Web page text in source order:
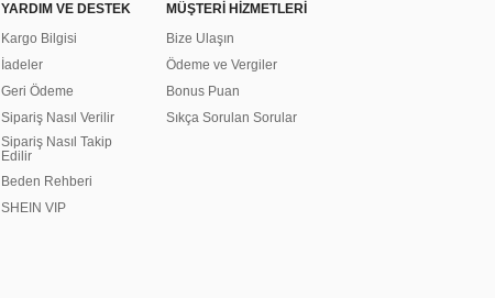
YARDIM VE DESTEK
Kargo Bilgisi
İadeler
Geri Ödeme
Sipariş Nasıl Verilir
Sipariş Nasıl Takip
Edilir
Beden Rehberi
SHEIN VIP
MÜŞTERİ HİZMETLERİ
Bize Ulaşın
Ödeme ve Vergiler
Bonus Puan
Sıkça Sorulan Sorular